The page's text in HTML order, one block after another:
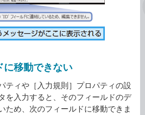
に移動できない
ティや［入力規則］プロパティの設
を入力すると、そのフィールドのデ
ため、次のフィールドに移動できま